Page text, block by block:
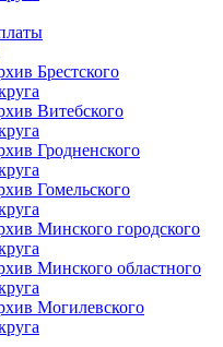
Брестского
Витебского
Гродненского
Гомельского
Минского городского
Минского областного
Могилевского